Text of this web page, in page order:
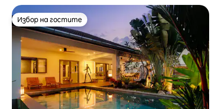
Избор на гостите
Избор на гостите